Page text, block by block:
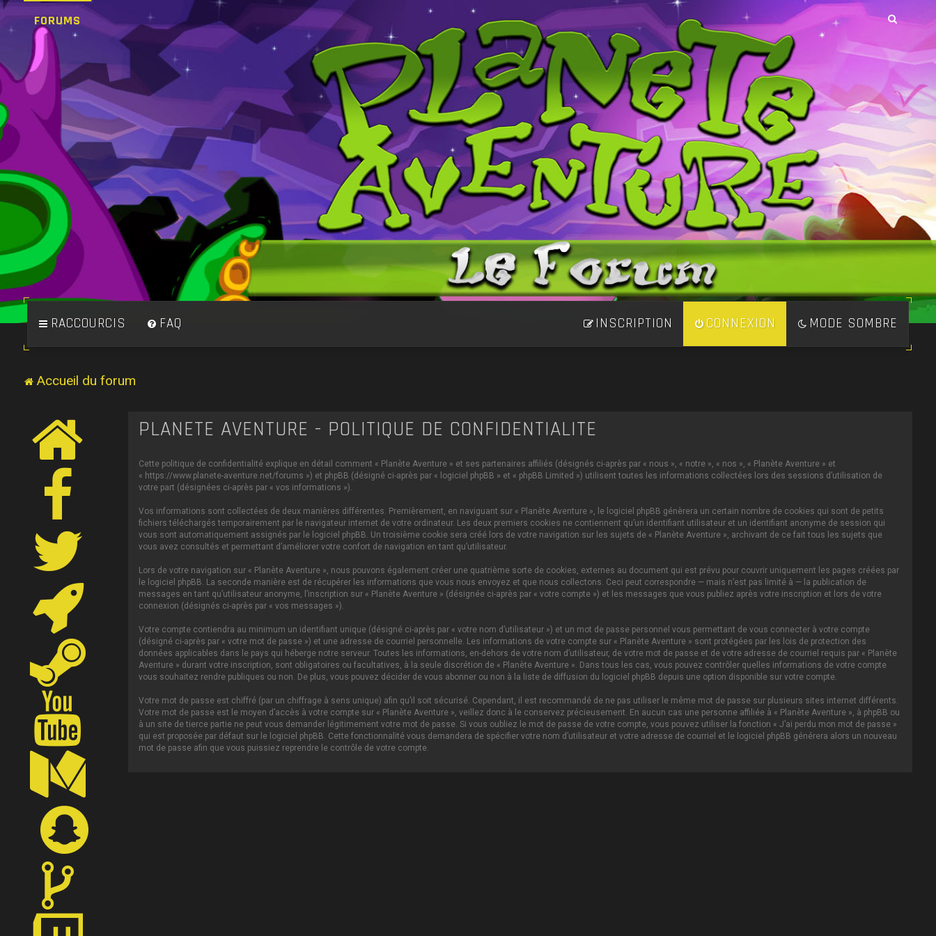
FORUMS
RACCOURCIS MODE SOMBRE
FAQ CONNEXION
INSCRIPTION
Accueil du forum
PLANÈTE AVENTURE - POLITIQUE DE CONFIDENTIALITÉ
Cette politique de confidentialité explique en détail comment « Planète Aventure » et ses partenaires affiliés (désignés ci-après par « nous », « notre », « nos », « Planète Aventure » et
« https://www.planete-aventure.net/forums ») et phpBB (désigné ci-après par « logiciel phpBB » et « phpBB Limited ») utilisent toutes les informations collectées lors des sessions d’utilisation de
votre part (désignées ci-après par « vos informations »).
Vos informations sont collectées de deux manières différentes. Premièrement, en naviguant sur « Planète Aventure », le logiciel phpBB génèrera un certain nombre de cookies qui sont de petits
fichiers téléchargés temporairement par le navigateur internet de votre ordinateur. Les deux premiers cookies ne contiennent qu’un identifiant utilisateur et un identifiant anonyme de session qui
vous sont automatiquement assignés par le logiciel phpBB. Un troisième cookie sera créé lors de votre navigation sur les sujets de « Planète Aventure », archivant de ce fait tous les sujets que
vous avez consultés et permettant d’améliorer votre confort de navigation en tant qu’utilisateur.
Lors de votre navigation sur « Planète Aventure », nous pouvons également créer une quatrième sorte de cookies, externes au document qui est prévu pour couvrir uniquement les pages créées par
le logiciel phpBB. La seconde manière est de récupérer les informations que vous nous envoyez et que nous collectons. Ceci peut correspondre — mais n’est pas limité à — la publication de
messages en tant qu’utilisateur anonyme, l’inscription sur « Planète Aventure » (désignée ci-après par « votre compte ») et les messages que vous publiez après votre inscription et lors de votre
connexion (désignés ci-après par « vos messages »).
Votre compte contiendra au minimum un identifiant unique (désigné ci-après par « votre nom d’utilisateur ») et un mot de passe personnel vous permettant de vous connecter à votre compte
(désigné ci-après par « votre mot de passe ») et une adresse de courriel personnelle. Les informations de votre compte sur « Planète Aventure » sont protégées par les lois de protection des
données applicables dans le pays qui héberge notre serveur. Toutes les informations, en-dehors de votre nom d’utilisateur, de votre mot de passe et de votre adresse de courriel requis par « Planète
Aventure » durant votre inscription, sont obligatoires ou facultatives, à la seule discrétion de « Planète Aventure ». Dans tous les cas, vous pouvez contrôler quelles informations de votre compte
vous souhaitez rendre publiques ou non. De plus, vous pouvez décider de vous abonner ou non à la liste de diffusion du logiciel phpBB depuis une option disponible sur votre compte.
Votre mot de passe est chiffré (par un chiffrage à sens unique) afin qu’il soit sécurisé. Cependant, il est recommandé de ne pas utiliser le même mot de passe sur plusieurs sites internet différents.
Votre mot de passe est le moyen d’accès à votre compte sur « Planète Aventure », veillez donc à le conservez précieusement. En aucun cas une personne affiliée à « Planète Aventure », à phpBB ou
à un site de tierce partie ne peut vous demander légitimement votre mot de passe. Si vous oubliez le mot de passe de votre compte, vous pouvez utiliser la fonction « J’ai perdu mon mot de passe »
qui est proposée par défaut sur le logiciel phpBB. Cette fonctionnalité vous demandera de spécifier votre nom d’utilisateur et votre adresse de courriel et le logiciel phpBB générera alors un nouveau
mot de passe afin que vous puissiez reprendre le contrôle de votre compte.